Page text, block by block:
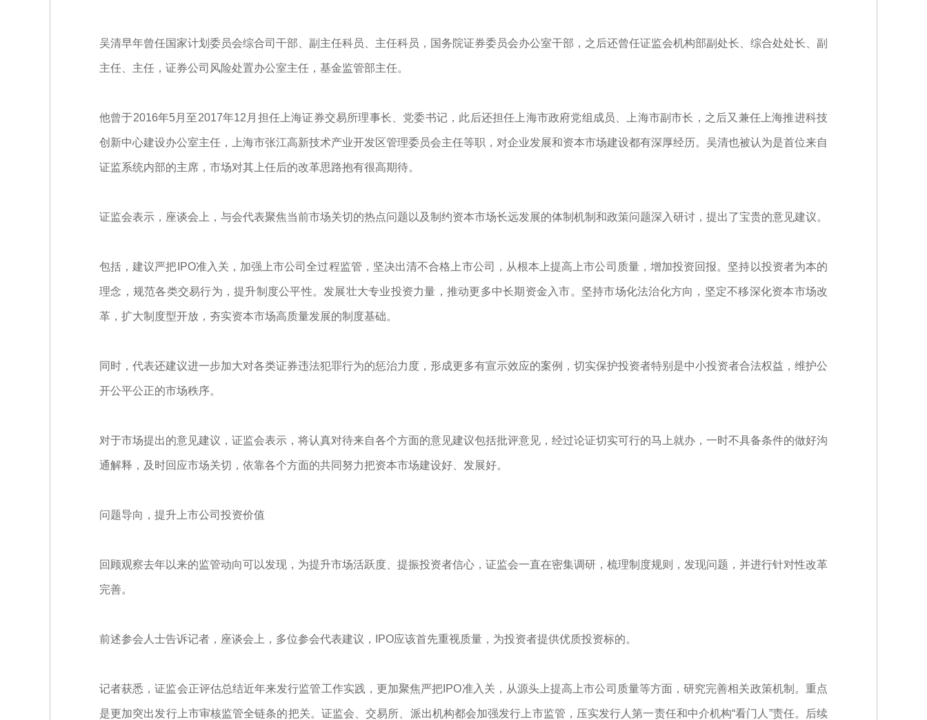
吴清早年曾任国家计划委员会综合司干部、副主任科员、主任科员，国务院证券委员会办公室干部，之后还曾任证监会机构部副处长、综合处处长、副
主任、主任，证券公司风险处置办公室主任，基金监管部主任。
他曾于2016年5月至2017年12月担任上海证券交易所理事长、党委书记，此后还担任上海市政府党组成员、上海市副市长，之后又兼任上海推进科技
创新中心建设办公室主任，上海市张江高新技术产业开发区管理委员会主任等职，对企业发展和资本市场建设都有深厚经历。吴清也被认为是首位来自
证监系统内部的主席，市场对其上任后的改革思路抱有很高期待。
证监会表示，座谈会上，与会代表聚焦当前市场关切的热点问题以及制约资本市场长远发展的体制机制和政策问题深入研讨，提出了宝贵的意见建议。
包括，建议严把IPO准入关，加强上市公司全过程监管，坚决出清不合格上市公司，从根本上提高上市公司质量，增加投资回报。坚持以投资者为本的
理念，规范各类交易行为，提升制度公平性。发展壮大专业投资力量，推动更多中长期资金入市。坚持市场化法治化方向，坚定不移深化资本市场改
革，扩大制度型开放，夯实资本市场高质量发展的制度基础。
同时，代表还建议进一步加大对各类证券违法犯罪行为的惩治力度，形成更多有宣示效应的案例，切实保护投资者特别是中小投资者合法权益，维护公
开公平公正的市场秩序。
对于市场提出的意见建议，证监会表示，将认真对待来自各个方面的意见建议包括批评意见，经过论证切实可行的马上就办，一时不具备条件的做好沟
通解释，及时回应市场关切，依靠各个方面的共同努力把资本市场建设好、发展好。
问题导向，提升上市公司投资价值
回顾观察去年以来的监管动向可以发现，为提升市场活跃度、提振投资者信心，证监会一直在密集调研，梳理制度规则，发现问题，并进行针对性改革
完善。
前述参会人士告诉记者，座谈会上，多位参会代表建议，IPO应该首先重视质量，为投资者提供优质投资标的。
记者获悉，证监会正评估总结近年来发行监管工作实践，更加聚焦严把IPO准入关，从源头上提高上市公司质量等方面，研究完善相关政策机制。重点
是更加突出发行上市审核监管全链条的把关。证监会、交易所、派出机构都会加强发行上市监管，压实发行人第一责任和中介机构“看门人”责任。后续